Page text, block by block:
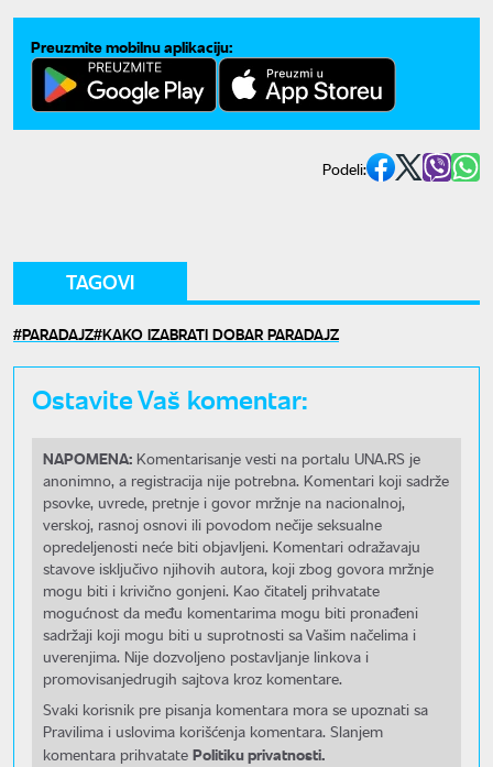
Preuzmite mobilnu aplikaciju:
Podeli:
TAGOVI
PARADAJZ KAKO IZABRATI DOBAR PARADAJZ
Ostavite Vaš komentar:
NAPOMENA: Komentarisanje vesti na portalu UNA.RS je
anonimno, a registracija nije potrebna. Komentari koji sadrže
psovke, uvrede, pretnje i govor mržnje na nacionalnoj,
verskoj, rasnoj osnovi ili povodom nečije seksualne
opredeljenosti neće biti objavljeni. Komentari odražavaju
stavove isključivo njihovih autora, koji zbog govora mržnje
mogu biti i krivično gonjeni. Kao čitatelj prihvatate
mogućnost da među komentarima mogu biti pronađeni
sadržaji koji mogu biti u suprotnosti sa Vašim načelima i
uverenjima. Nije dozvoljeno postavljanje linkova i
promovisanjedrugih sajtova kroz komentare.
Svaki korisnik pre pisanja komentara mora se upoznati sa
Pravilima i uslovima korišćenja komentara. Slanjem
komentara prihvatate Politiku privatnosti.